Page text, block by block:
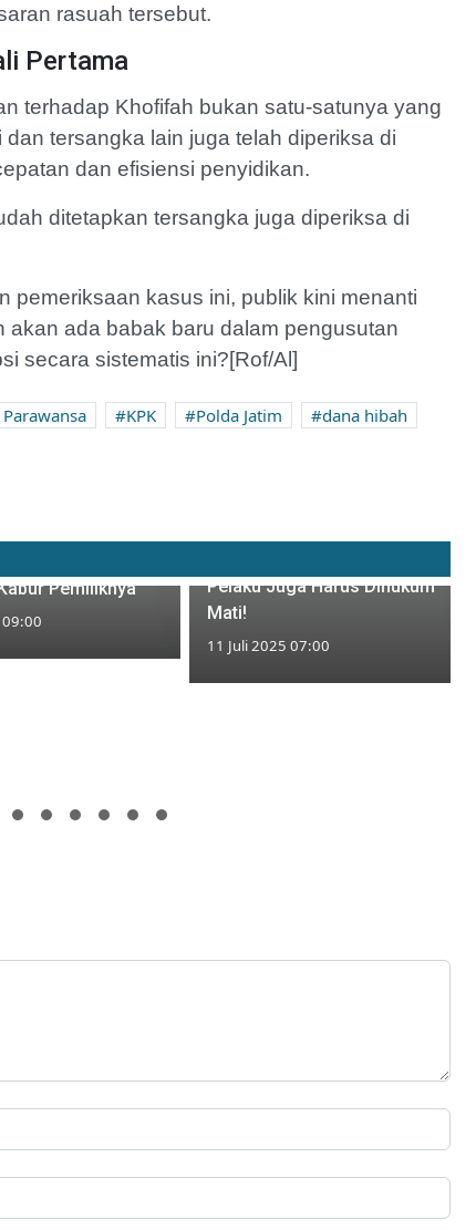
rasuah tersebut.
Pertama
terhadap Khofifah bukan satu-satunya yang
tersangka lain juga telah diperiksa di
dan efisiensi penyidikan.
ditetapkan tersangka juga diperiksa di
pemeriksaan kasus ini, publik kini menanti
akan ada babak baru dalam pengusutan
secara sistematis ini?[Rof/Al]
KPK Polda Jatim
dana hibah
Pemiliknya
09:00
Pelaku Juga Harus Dihukum
Mati!
11 Juli 2025 07:00